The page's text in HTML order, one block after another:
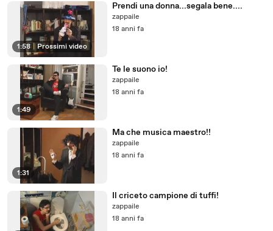
1:58 Prossimi video
Prendi una donna...segala bene....
zappaile
18 anni fa
1:49
Te le suono io!
zappaile
18 anni fa
1:31
Ma che musica maestro!!
zappaile
18 anni fa
Il criceto campione di tuffi!
zappaile
18 anni fa